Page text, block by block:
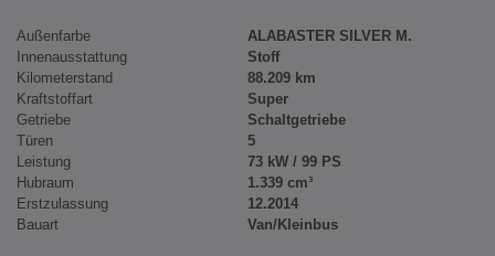
Außenfarbe
ALABASTER SILVER M.
Innenausstattung
Stoff
Kilometerstand
88.209 km
Kraftstoffart
Super
Getriebe
Schaltgetriebe
Türen
5
Leistung
73 kW / 99 PS
Hubraum
1.339 cm³
Erstzulassung
12.2014
Bauart
Van/Kleinbus